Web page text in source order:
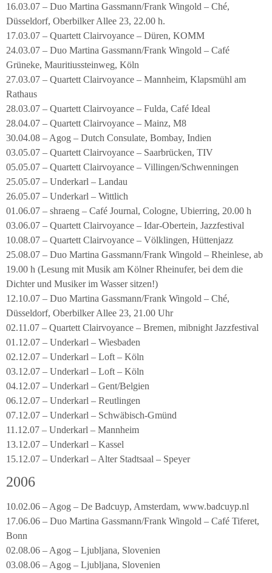
16.03.07 – Duo Martina Gassmann/Frank Wingold – Ché,
Düsseldorf, Oberbilker Allee 23, 22.00 h.
17.03.07 – Quartett Clairvoyance – Düren, KOMM
24.03.07 – Duo Martina Gassmann/Frank Wingold – Café
Grüneke, Mauritiussteinweg, Köln
27.03.07 – Quartett Clairvoyance – Mannheim, Klapsmühl am
Rathaus
28.03.07 – Quartett Clairvoyance – Fulda, Café Ideal
28.04.07 – Quartett Clairvoyance – Mainz, M8
30.04.08 – Agog – Dutch Consulate, Bombay, Indien
03.05.07 – Quartett Clairvoyance – Saarbrücken, TIV
05.05.07 – Quartett Clairvoyance – Villingen/Schwenningen
25.05.07 – Underkarl – Landau
26.05.07 – Underkarl – Wittlich
01.06.07 – shraeng – Café Journal, Cologne, Ubierring, 20.00 h
03.06.07 – Quartett Clairvoyance – Idar-Obertein, Jazzfestival
10.08.07 – Quartett Clairvoyance – Völklingen, Hüttenjazz
25.08.07 – Duo Martina Gassmann/Frank Wingold – Rheinlese, ab
19.00 h (Lesung mit Musik am Kölner Rheinufer, bei dem die
Dichter und Musiker im Wasser sitzen!)
12.10.07 – Duo Martina Gassmann/Frank Wingold – Ché,
Düsseldorf, Oberbilker Allee 23, 21.00 Uhr
02.11.07 – Quartett Clairvoyance – Bremen, mibnight Jazzfestival
01.12.07 – Underkarl – Wiesbaden
02.12.07 – Underkarl – Loft – Köln
03.12.07 – Underkarl – Loft – Köln
04.12.07 – Underkarl – Gent/Belgien
06.12.07 – Underkarl – Reutlingen
07.12.07 – Underkarl – Schwäbisch-Gmünd
11.12.07 – Underkarl – Mannheim
13.12.07 – Underkarl – Kassel
15.12.07 – Underkarl – Alter Stadtsaal – Speyer
2006
10.02.06 – Agog – De Badcuyp, Amsterdam, www.badcuyp.nl
17.06.06 – Duo Martina Gassmann/Frank Wingold – Café Tiferet,
Bonn
02.08.06 – Agog – Ljubljana, Slovenien
03.08.06 – Agog – Ljubljana, Slovenien